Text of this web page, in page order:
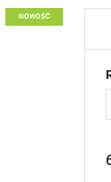
brak
NOWOŚĆ